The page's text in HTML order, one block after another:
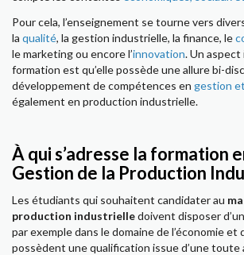
Pour cela, l’enseignement se tourne vers
la qualité, la gestion industrielle, la finance, le
le marketing ou encore l’innovation. Un
formation est qu’elle possède une allure bi-
développement de compétences en gestion
également en production industrielle.
À qui s’adresse la formation
Gestion de la Production
Les étudiants qui souhaitent candidater au
production industrielledoivent disposer
par exemple dans le domaine de l’économie et
possèdent une qualification issue d’une